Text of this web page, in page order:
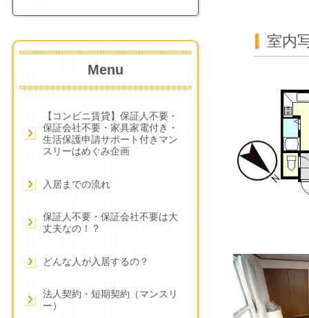
室内
Menu
【コンビニ賃貸】保証人不要・
保証会社不要・家具家電付き・
生活保護申請サポート付きマン
スリーはめぐみ企画
入居までの流れ
保証人不要・保証会社不要は大
丈夫なの！？
どんな人が入居するの？
法人契約・短期契約（マンスリ
ー）